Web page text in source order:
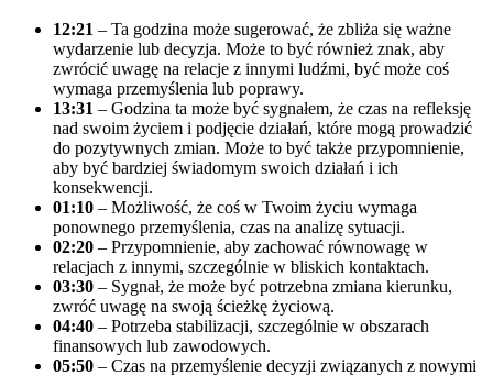
12:21 – Ta godzina może sugerować, że zbliża się ważne
wydarzenie lub decyzja. Może to być również znak, aby
zwrócić uwagę na relacje z innymi ludźmi, być może coś
wymaga przemyślenia lub poprawy.
13:31 – Godzina ta może być sygnałem, że czas na refleksję
nad swoim życiem i podjęcie działań, które mogą prowadzić
do pozytywnych zmian. Może to być także przypomnienie,
aby być bardziej świadomym swoich działań i ich
konsekwencji.
01:10 – Możliwość, że coś w Twoim życiu wymaga
ponownego przemyślenia, czas na analizę sytuacji.
02:20 – Przypomnienie, aby zachować równowagę w
relacjach z innymi, szczególnie w bliskich kontaktach.
03:30 – Sygnał, że może być potrzebna zmiana kierunku,
zwróć uwagę na swoją ścieżkę życiową.
04:40 – Potrzeba stabilizacji, szczególnie w obszarach
finansowych lub zawodowych.
05:50 – Czas na przemyślenie decyzji związanych z nowymi